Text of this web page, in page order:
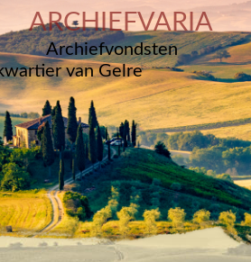
ARCHIEFVARIA
Archiefvondsten
van Gelre